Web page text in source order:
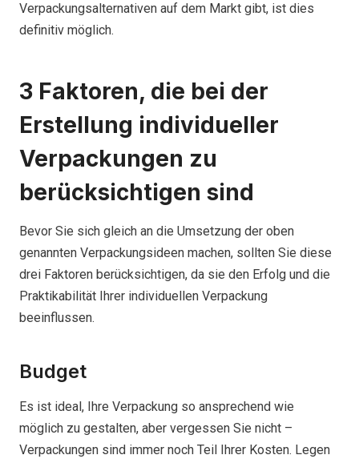
Verpackungsalternativen auf dem Markt gibt, ist dies
definitiv möglich.
3 Faktoren, die bei der
Erstellung individueller
Verpackungen zu
berücksichtigen sind
Bevor Sie sich gleich an die Umsetzung der oben
genannten Verpackungsideen machen, sollten Sie diese
drei Faktoren berücksichtigen, da sie den Erfolg und die
Praktikabilität Ihrer individuellen Verpackung
beeinflussen.
Budget
Es ist ideal, Ihre Verpackung so ansprechend wie
möglich zu gestalten, aber vergessen Sie nicht –
Verpackungen sind immer noch Teil Ihrer Kosten. Legen